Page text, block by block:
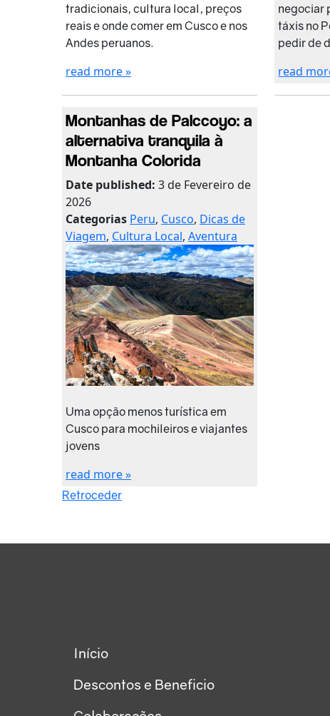
tradicionais, cultura local, preços
reais e onde comer em Cusco e nos
Andes peruanos.
read more »
negociar
táxis no
pedir de
read
Montanhas de Palccoyo: a
alternativa tranquila à
Montanha Colorida
Date published: 3 de Fevereiro de
2026
Categorias Peru, Cusco, Dicas de
Viagem, Cultura Local, Aventura
Uma opção menos turística em
Cusco para mochileiros e viajantes
jovens
read more »
Retroceder
Início
Descontos e Beneficio